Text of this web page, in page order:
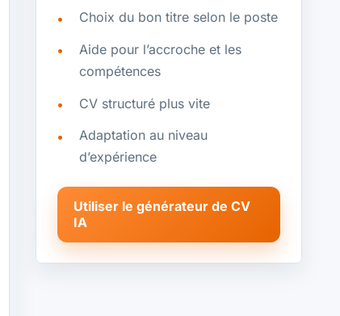
Choix du bon titre selon le poste
Aide pour l’accroche et les
compétences
CV structuré plus vite
Adaptation au niveau
d’expérience
Utiliser le générateur de CV
IA